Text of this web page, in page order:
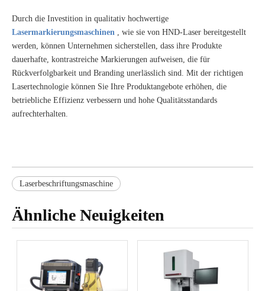
Durch die Investition in qualitativ hochwertige
Lasermarkierungsmaschinen , wie sie von HND-Laser bereitgestellt
werden, können Unternehmen sicherstellen, dass ihre Produkte
dauerhafte, kontrastreiche Markierungen aufweisen, die für
Rückverfolgbarkeit und Branding unerlässlich sind. Mit der richtigen
Lasertechnologie können Sie Ihre Produktangebote erhöhen, die
betriebliche Effizienz verbessern und hohe Qualitätsstandards
aufrechterhalten.
Laserbeschriftungsmaschine
Ähnliche Neuigkeiten